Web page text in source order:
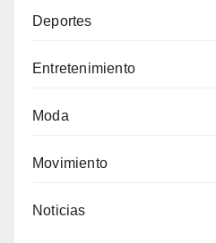
Deportes
Entretenimiento
Moda
Movimiento
Noticias